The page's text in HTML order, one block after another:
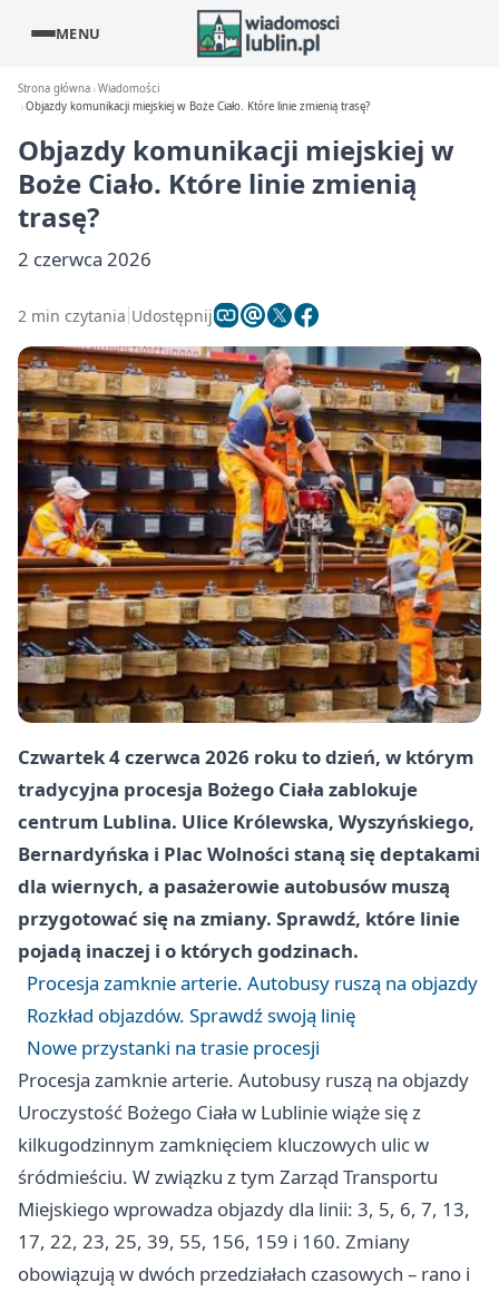
MENU
Strona główna Wiadomości
Objazdy komunikacji miejskiej w Boże Ciało. Które linie zmienią trasę?
Objazdy komunikacji miejskiej w
Boże Ciało. Które linie zmienią
trasę?
2 czerwca 2026
2 min czytania Udostępnij
Czwartek 4 czerwca 2026 roku to dzień, w którym
tradycyjna procesja Bożego Ciała zablokuje
centrum Lublina. Ulice Królewska, Wyszyńskiego,
Bernardyńska i Plac Wolności staną się deptakami
dla wiernych, a pasażerowie autobusów muszą
przygotować się na zmiany. Sprawdź, które linie
pojadą inaczej i o których godzinach.
Procesja zamknie arterie. Autobusy ruszą na objazdy
Rozkład objazdów. Sprawdź swoją linię
Nowe przystanki na trasie procesji
Procesja zamknie arterie. Autobusy ruszą na objazdy
Uroczystość Bożego Ciała w Lublinie wiąże się z
kilkugodzinnym zamknięciem kluczowych ulic w
śródmieściu. W związku z tym Zarząd Transportu
Miejskiego wprowadza objazdy dla linii: 3, 5, 6, 7, 13,
17, 22, 23, 25, 39, 55, 156, 159 i 160. Zmiany
obowiązują w dwóch przedziałach czasowych – rano i